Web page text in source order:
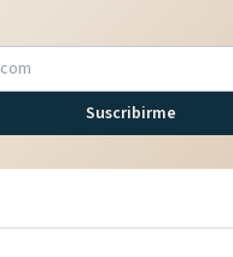
Suscribirme